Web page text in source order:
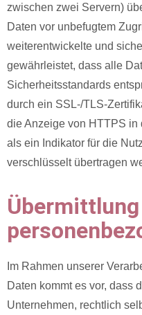
zwischen zwei Servern)
Daten vor unbefugtem
weiterentwickelte und
gewährleistet, dass alle
Sicherheitsstandards
durch ein SSL-/TLS-
die Anzeige von HTTPS
als ein Indikator für die
verschlüsselt übertragen
Im Rahmen unserer
Daten kommt es vor, dass
Unternehmen, rechtlich